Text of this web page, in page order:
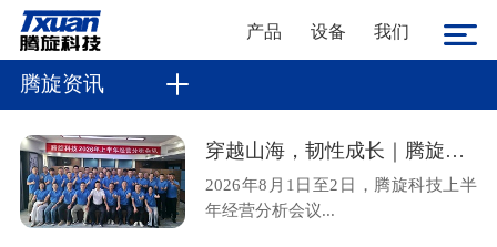
产品 设备 我们
腾旋资讯
穿越山海，韧性成长｜腾旋科技2026上半年经营分析会顺利召开
2026年8月1日至2日，腾旋科技上半
年经营分析会议...